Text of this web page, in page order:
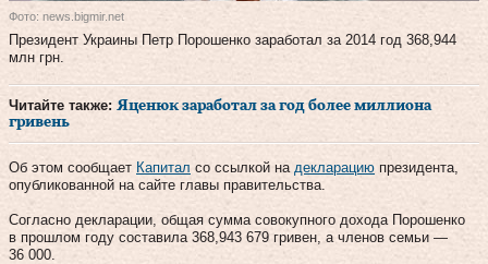
Фото: news.bigmir.net
Президент Украины Петр Порошенко заработал за 2014 год 368,944
млн грн.
Читайте также: Яценюк заработал за год более миллиона
гривень
Об этом сообщает Капитал со ссылкой на декларацию президента,
опубликованной на сайте главы правительства.
Согласно декларации, общая сумма совокупного дохода Порошенко
в прошлом году составила 368,943 679 гривен, а членов семьи —
36 000.